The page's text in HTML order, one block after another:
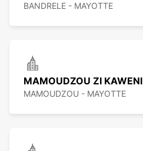
BANDRELE - MAYOTTE
MAMOUDZOU ZI KAWENI
MAMOUDZOU - MAYOTTE